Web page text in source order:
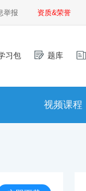
举报 资质&荣誉
习包 题库
视频课程